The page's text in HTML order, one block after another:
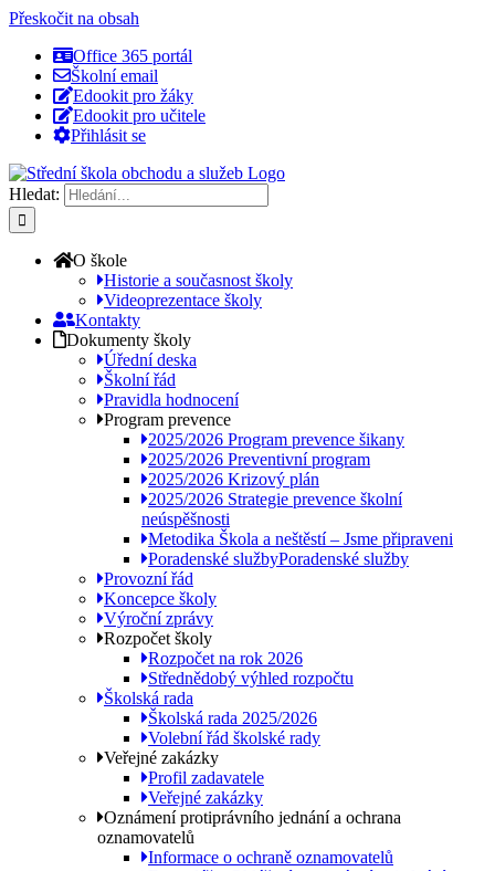
Přeskočit na obsah
Office 365 portál
Školní email
Edookit pro žáky
Edookit pro učitele
Přihlásit se
Hledat:
O škole
Historie a současnost školy
Videoprezentace školy
Kontakty
Dokumenty školy
Úřední deska
Školní řád
Pravidla hodnocení
Program prevence
2025/2026 Program prevence šikany
2025/2026 Preventivní program
2025/2026 Krizový plán
2025/2026 Strategie prevence školní
neúspěšnosti
Metodika Škola a neštěstí – Jsme připraveni
Poradenské službyPoradenské služby
Provozní řád
Koncepce školy
Výroční zprávy
Rozpočet školy
Rozpočet na rok 2026
Střednědobý výhled rozpočtu
Školská rada
Školská rada 2025/2026
Volební řád školské rady
Veřejné zakázky
Profil zadavatele
Veřejné zakázky
Oznámení protiprávního jednání a ochrana
oznamovatelů
Informace o ochraně oznamovatelů